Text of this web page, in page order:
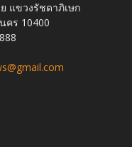
แขวงรัชดาภิเษก
คร 10400